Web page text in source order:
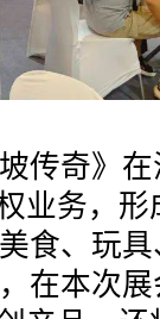
奇》在
业务，
食、玩
在本次